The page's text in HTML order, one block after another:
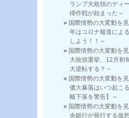
ランプ大統領のディ
掃作戦が始まった～
国際情勢の大変動を
年はコロナ報道によ
しよう！！～
国際情勢の大変動を
大統領選挙、12月初
大逆転する？～
国際情勢の大変動を
価大暴落はいつ起こ
幅下落を警告】～
国際情勢の大変動を
央銀行が発行する仮